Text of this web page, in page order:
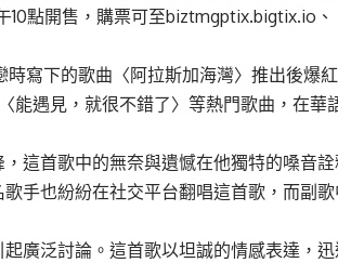
10點開售，購票可至biztmgptix.bigtix.io 、
寫下的歌曲〈阿拉斯加海灣〉推出後爆
能遇見，就很不錯了〉等熱門歌曲，在華
這首歌中的無奈與遺憾在他獨特的嗓音
手也紛紛在社交平台翻唱這首歌，而副歌
廣泛討論。這首歌以坦誠的情感表達，迅